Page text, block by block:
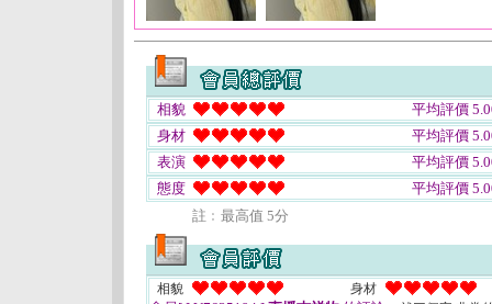
相貌
平均評價
身材
平均評價
表演
平均評價
態度
平均評價
註﹕最高值 5分
相貌 身材